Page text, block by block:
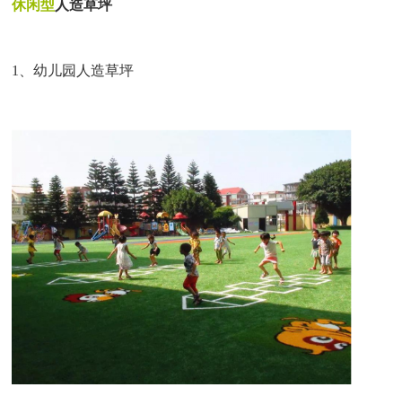
休闲型 人造草坪
1、幼儿园人造草坪